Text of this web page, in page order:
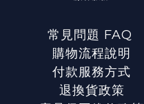
常見問題 FAQ
購物流程說明
付款服務方式
退換貨政策